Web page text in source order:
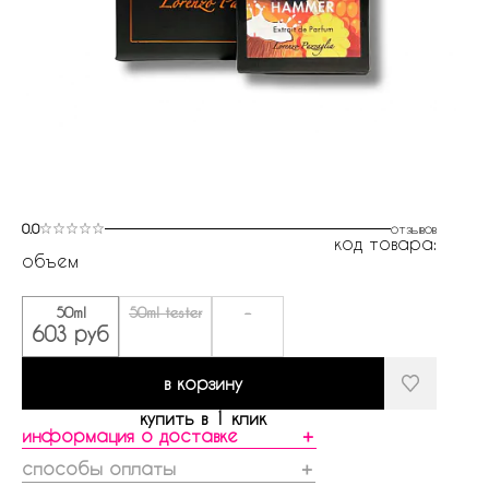
0.0 отзывов
код товара:
объем
50ml
603 руб
50ml tester -
в корзину
купить в 1 клик
информация о доставке
＋
способы оплаты
＋